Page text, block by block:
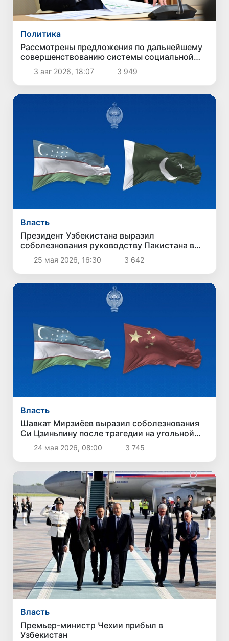
Политика
Рассмотрены предложения по дальнейшему
совершенствованию системы социальной
защиты
3 авг 2026, 18:07 3 949
Власть
Президент Узбекистана выразил
соболезнования руководству Пакистана в
связи с терактом в Кветте
25 мая 2026, 16:30 3 642
Власть
Шавкат Мирзиёев выразил соболезнования
Си Цзиньпину после трагедии на угольной
шахте в Китае
24 мая 2026, 08:00 3 745
Власть
Премьер-министр Чехии прибыл в
Узбекистан